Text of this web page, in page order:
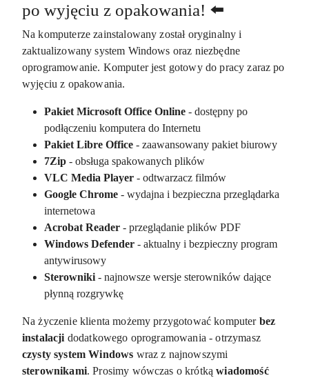
po wyjęciu z opakowania! ⬅️
Na komputerze zainstalowany został oryginalny i
zaktualizowany system Windows oraz niezbędne
oprogramowanie. Komputer jest gotowy do pracy zaraz po
wyjęciu z opakowania.
Pakiet Microsoft Office Online - dostępny po
podłączeniu komputera do Internetu
Pakiet Libre Office - zaawansowany pakiet biurowy
7Zip - obsługa spakowanych plików
VLC Media Player - odtwarzacz filmów
Google Chrome - wydajna i bezpieczna przeglądarka
internetowa
Acrobat Reader - przeglądanie plików PDF
Windows Defender - aktualny i bezpieczny program
antywirusowy
Sterowniki - najnowsze wersje sterowników dające
płynną rozgrywkę
Na życzenie klienta możemy przygotować komputer bez
instalacji dodatkowego oprogramowania - otrzymasz
czysty system Windows wraz z najnowszymi
sterownikami. Prosimy wówczas o krótkąwiadomość